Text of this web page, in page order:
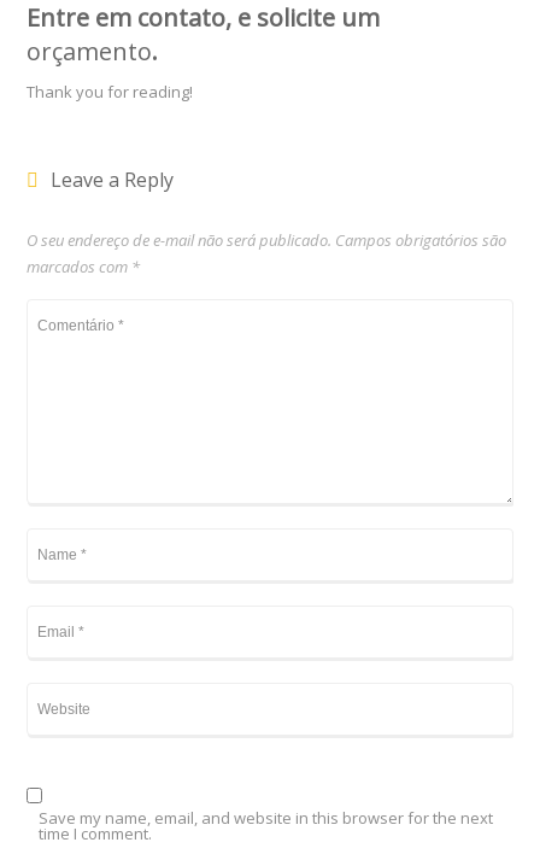
Entre em contato, e solicite um
orçamento.
Thank you for reading!
Leave a Reply
O seu endereço de e-mail não será publicado. Campos obrigatórios são
marcados com *
Save my name, email, and website in this browser for the next
time I comment.